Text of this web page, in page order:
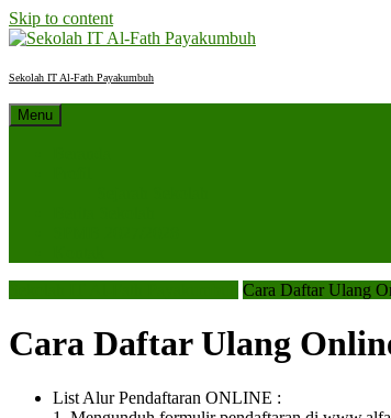
Skip to content
Sekolah IT Al-Fath Payakumbuh
Menu
Cara Daftar Ulang
Cara Daftar Ulang
List Alur Pendaftaran ONLINE :